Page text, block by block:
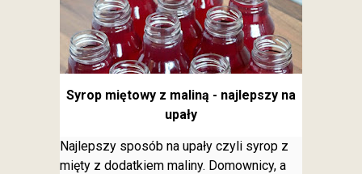
Syrop miętowy z maliną - najlepszy na
upały
Najlepszy sposób na upały czyli syrop z
mięty z dodatkiem maliny. Domownicy, a